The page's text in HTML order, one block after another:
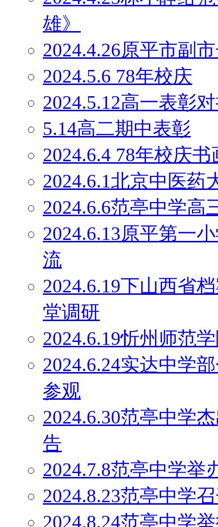
雄》
2024.4.26原平市副
2024.5.6 78年校庆
2024.5.12高一表彰
5.14高二期中表彰
2024.6.4 78年校庆书
2024.6.1北京中医药
2024.6.6范亭中学高
2024.6.13原平第一
流
2024.6.19下山西省
堂调研
2024.6.19忻州师范
2024.6.24实达中学
参观
2024.6.30范亭中学
告
2024.7.8范亭中学举
2024.8.23范亭中学
2024.8.24范亭中学